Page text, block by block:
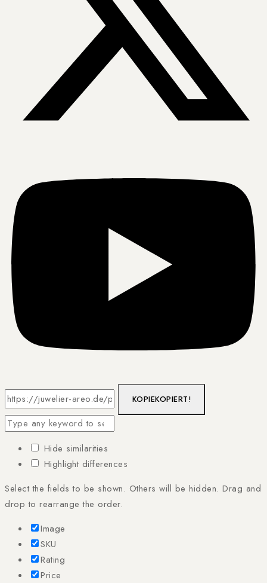
KOPIEKOPIERT!
Hide similarities
Highlight differences
Select the fields to be shown. Others will be hidden. Drag and
drop to rearrange the order.
Image
SKU
Rating
Price